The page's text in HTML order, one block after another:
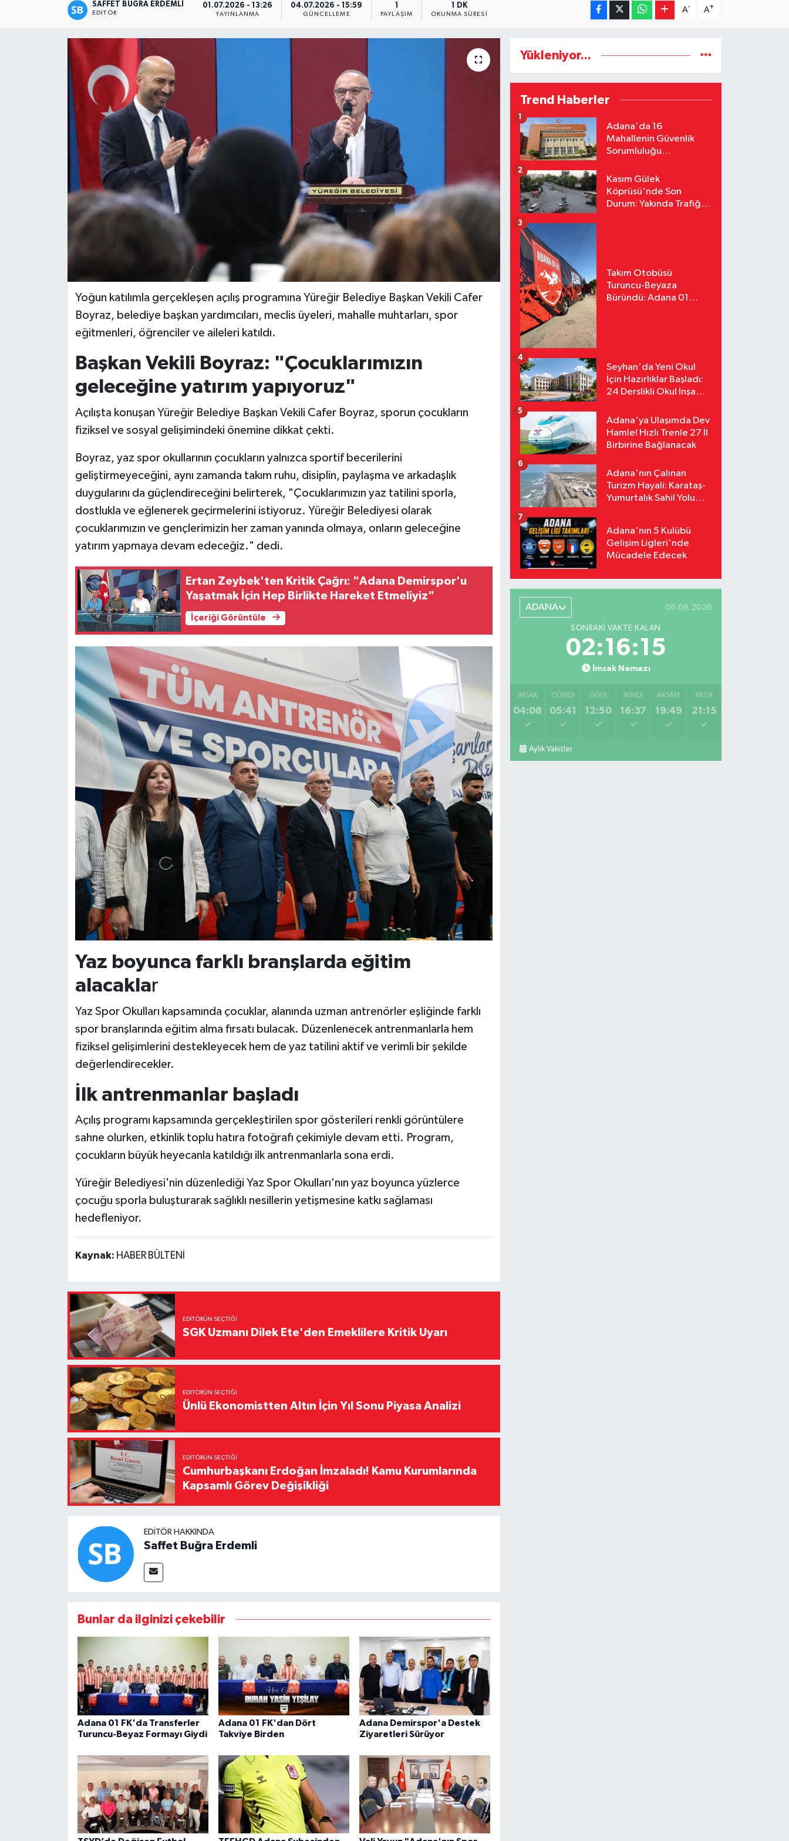
SAFFET BUĞRA ERDEMLI
EDITÖR
01.07.2026 - 13:26
YAYINLANMA
04.07.2026 - 15:59
GÜNCELLEME PAYLAŞIM
1 DK
OKUNMA SÜRESI
A- A+
Yoğun katılımla gerçekleşen açılış programına Yüreğir Belediye Başkan Vekili Cafer
Boyraz, belediye başkan yardımcıları, meclis üyeleri, mahalle muhtarları, spor
eğitmenleri, öğrenciler ve aileleri katıldı.
Başkan Vekili Boyraz: "Çocuklarımızın
geleceğine yatırım yapıyoruz"
Açılışta konuşan Yüreğir Belediye Başkan Vekili Cafer Boyraz, sporun çocukların
fiziksel ve sosyal gelişimindeki önemine dikkat çekti.
Boyraz, yaz spor okullarının çocukların yalnızca sportif becerilerini
geliştirmeyeceğini, aynı zamanda takım ruhu, disiplin, paylaşma ve arkadaşlık
duygularını da güçlendireceğini belirterek, "Çocuklarımızın yaz tatilini sporla,
dostlukla ve eğlenerek geçirmelerini istiyoruz. Yüreğir Belediyesi olarak
çocuklarımızın ve gençlerimizin her zaman yanında olmaya, onların geleceğine
yatırım yapmaya devam edeceğiz." dedi.
Ertan Zeybek'ten Kritik Çağrı: "Adana Demirspor'u
Yaşatmak İçin Hep Birlikte Hareket Etmeliyiz"
İçeriği Görüntüle
Yaz boyunca farklı branşlarda eğitim
alacaklar
Yaz Spor Okulları kapsamında çocuklar, alanında uzman antrenörler eşliğinde farklı
spor branşlarında eğitim alma fırsatı bulacak. Düzenlenecek antrenmanlarla hem
fiziksel gelişimlerini destekleyecek hem de yaz tatilini aktif ve verimli bir şekilde
değerlendirecekler.
İlk antrenmanlar başladı
Açılış programı kapsamında gerçekleştirilen spor gösterileri renkli görüntülere
sahne olurken, etkinlik toplu hatıra fotoğrafı çekimiyle devam etti. Program,
çocukların büyük heyecanla katıldığı ilk antrenmanlarla sona erdi.
Yüreğir Belediyesi'nin düzenlediği Yaz Spor Okulları'nın yaz boyunca yüzlerce
çocuğu sporla buluşturarak sağlıklı nesillerin yetişmesine katkı sağlaması
hedefleniyor.
Kaynak: HABER BÜLTENİ
EDITÖRÜN SEÇTIĞI
SGK Uzmanı Dilek Ete'den Emeklilere Kritik Uyarı
EDITÖRÜN SEÇTIĞI
Ünlü Ekonomistten Altın İçin Yıl Sonu Piyasa Analizi
EDITÖRÜN SEÇTIĞI
Cumhurbaşkanı Erdoğan İmzaladı! Kamu Kurumlarında
Kapsamlı Görev Değişikliği
EDITÖR HAKKINDA
Saffet Buğra Erdemli
Bunlar da ilginizi çekebilir
Adana 01 FK'da Transferler
Turuncu-Beyaz Formayı Giydi
Adana 01 FK'dan Dört
Takviye Birden
Adana Demirspor'a Destek
Ziyaretleri Sürüyor
Yükleniyor...
Trend Haberler
Adana'da 16
Mahallenin Güvenlik
Sorumluluğu
1
Kasım Gülek
Köprüsü'nde Son
Durum: Yakında Trafiğe
2
Takım Otobüsü
Turuncu-Beyaza
Büründü: Adana 01
3
Seyhan'da Yeni Okul
İçin Hazırlıklar Başladı:
24 Derslikli Okul İnşa
4
Adana'ya Ulaşımda Dev
Hamle! Hızlı Trenle 27 İl
Birbirine Bağlanacak
5
Adana'nın Çalınan
Turizm Hayali: Karataş-
Yumurtalık Sahil Yolu
6
Adana'nın 5 Kulübü
Gelişim Ligleri'nde
Mücadele Edecek
7
ADANA 06.08.2026
SONRAKI VAKTE KALAN
02:16:13
İmsak Namazı
İMSAK
04:08
GÜNEŞ
05:41
ÖĞLE
12:50
İKINDI
16:37
AKŞAM
19:49
YATSI
21:15
Aylık Vakitler
Magazin
Resmi İlanlar
Yerel Yönetimler